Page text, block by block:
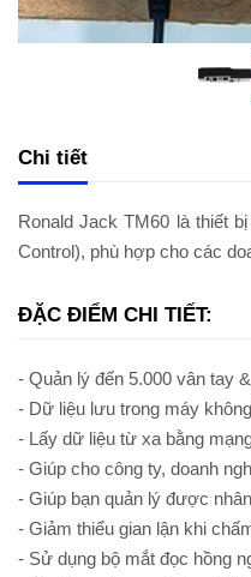
Chi tiết
Ronald Jack TM60 là thiết
Control), phù hợp cho các
ĐẶC ĐIỂM CHI TIẾT:
- Quản lý đến 5.000 vân tay
- Dữ liệu lưu trong máy
- Lấy dữ liệu từ xa bằng
- Giúp cho công ty, doanh
- Giúp bạn quản lý được
- Giảm thiểu gian lận khi
- Sử dụng bộ mắt đọc hồng